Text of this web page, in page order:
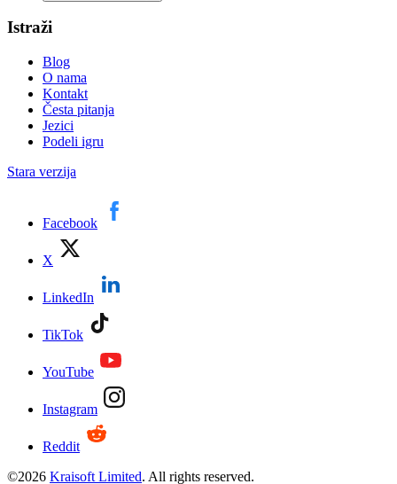
Istraži
Blog
O nama
Kontakt
Česta pitanja
Jezici
Podeli igru
Stara verzija
Facebook
X
LinkedIn
TikTok
YouTube
Instagram
Reddit
©2026 Kraisoft Limited. All rights reserved.